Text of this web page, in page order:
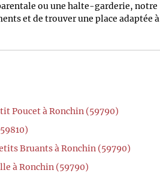
ou une halte-garderie, notre
et de trouver une place adaptée à
Poucet à Ronchin (59790)
Bruants à Ronchin (59790)
à Ronchin (59790)